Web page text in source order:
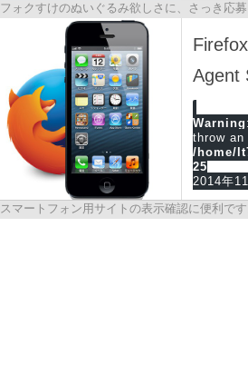
フォクすけのぬいぐるみ欲しさに、さっき応募
Agent
Warning
throw
/home/
25
2014年
スマートフォン用サイトの表示確認に便利です